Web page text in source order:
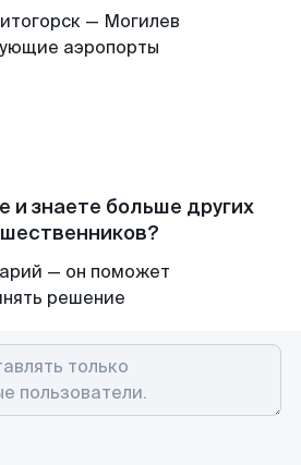
— Могилев
аэропорты
и знаете больше других
— он поможет
решение